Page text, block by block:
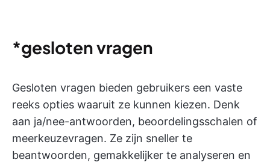
*gesloten vragen
Gesloten vragen bieden gebruikers een vaste
reeks opties waaruit ze kunnen kiezen. Denk
aan ja/nee-antwoorden, beoordelingsschalen of
meerkeuzevragen. Ze zijn sneller te
beantwoorden, gemakkelijker te analyseren en